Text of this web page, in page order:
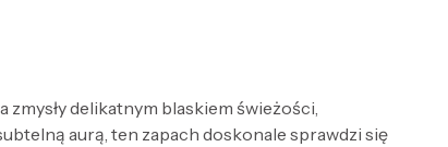
delikatnym blaskiem świeżości,
aurą, ten zapach doskonale sprawdzi się